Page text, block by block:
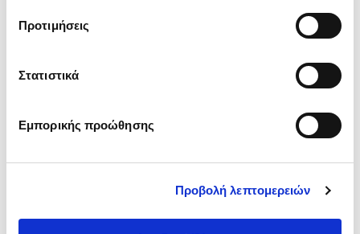
Προτιμήσεις
Στατιστικά
Εμπορικής προώθησης
Προβολή λεπτομερειών